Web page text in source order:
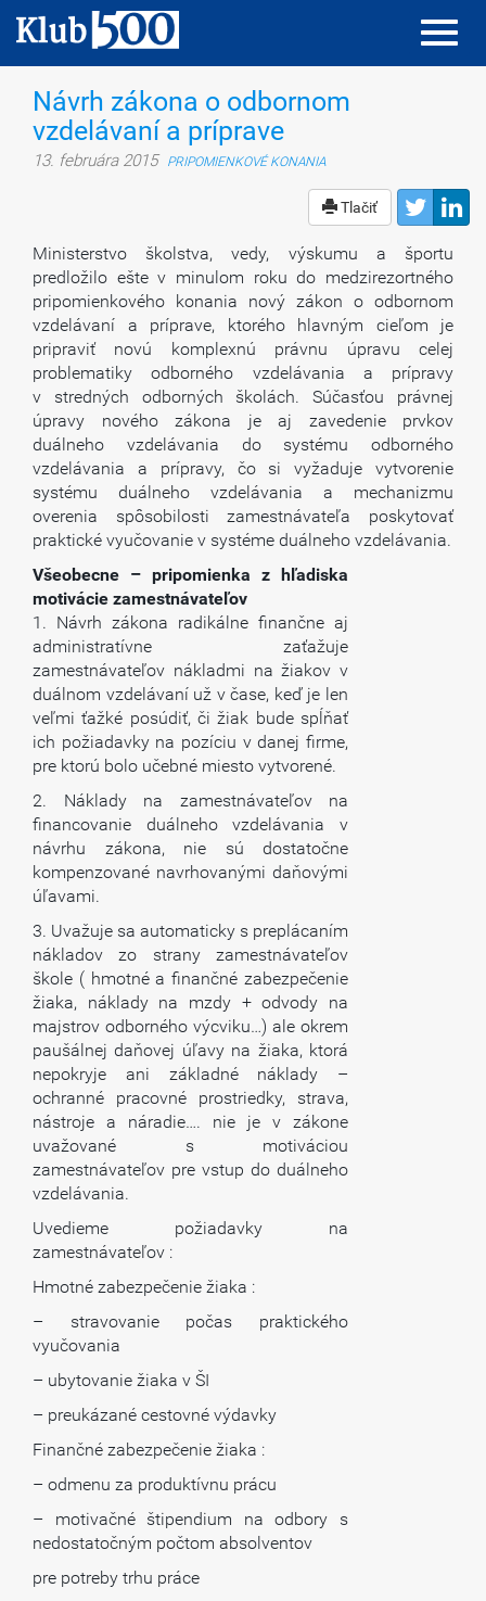
Návrh zákona o odbornom
vzdelávaní a príprave
13. februára 2015 PRIPOMIENKOVÉ KONANIA
Tlačiť
Ministerstvo školstva, vedy, výskumu a športu
predložilo ešte v minulom roku do medzirezortného
pripomienkového konania nový zákon o odbornom
vzdelávaní a príprave, ktorého hlavným cieľom je
pripraviť novú komplexnú právnu úpravu celej
problematiky odborného vzdelávania a prípravy
v stredných odborných školách. Súčasťou právnej
úpravy nového zákona je aj zavedenie prvkov
duálneho vzdelávania do systému odborného
vzdelávania a prípravy, čo si vyžaduje vytvorenie
systému duálneho vzdelávania a mechanizmu
overenia spôsobilosti zamestnávateľa poskytovať
praktické vyučovanie v systéme duálneho vzdelávania.
Všeobecne – pripomienka z hľadiska
motivácie zamestnávateľov
1. Návrh zákona radikálne finančne aj
administratívne zaťažuje
zamestnávateľov nákladmi na žiakov v
duálnom vzdelávaní už v čase, keď je len
veľmi ťažké posúdiť, či žiak bude spĺňať
ich požiadavky na pozíciu v danej firme,
pre ktorú bolo učebné miesto vytvorené.
2. Náklady na zamestnávateľov na
financovanie duálneho vzdelávania v
návrhu zákona, nie sú dostatočne
kompenzované navrhovanými daňovými
úľavami.
3. Uvažuje sa automaticky s preplácaním
nákladov zo strany zamestnávateľov
škole ( hmotné a finančné zabezpečenie
žiaka, náklady na mzdy + odvody na
majstrov odborného výcviku…) ale okrem
paušálnej daňovej úľavy na žiaka, ktorá
nepokryje ani základné náklady –
ochranné pracovné prostriedky, strava,
nástroje a náradie…. nie je v zákone
uvažované s motiváciou
zamestnávateľov pre vstup do duálneho
vzdelávania.
Uvedieme požiadavky na
zamestnávateľov :
Hmotné zabezpečenie žiaka :
– stravovanie počas praktického
vyučovania
– ubytovanie žiaka v ŠI
– preukázané cestovné výdavky
Finančné zabezpečenie žiaka :
– odmenu za produktívnu prácu
– motivačné štipendium na odbory s
nedostatočným počtom absolventov
pre potreby trhu práce